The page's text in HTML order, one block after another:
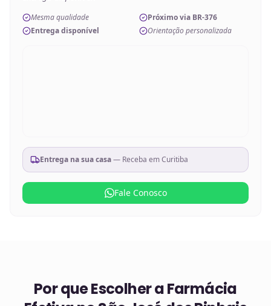
Mesma qualidade
Próximo via BR-376
Entrega disponível
Orientação personalizada
Entrega na sua casa— Receba emCuritiba
Fale Conosco
Por que Escolher a Farmácia